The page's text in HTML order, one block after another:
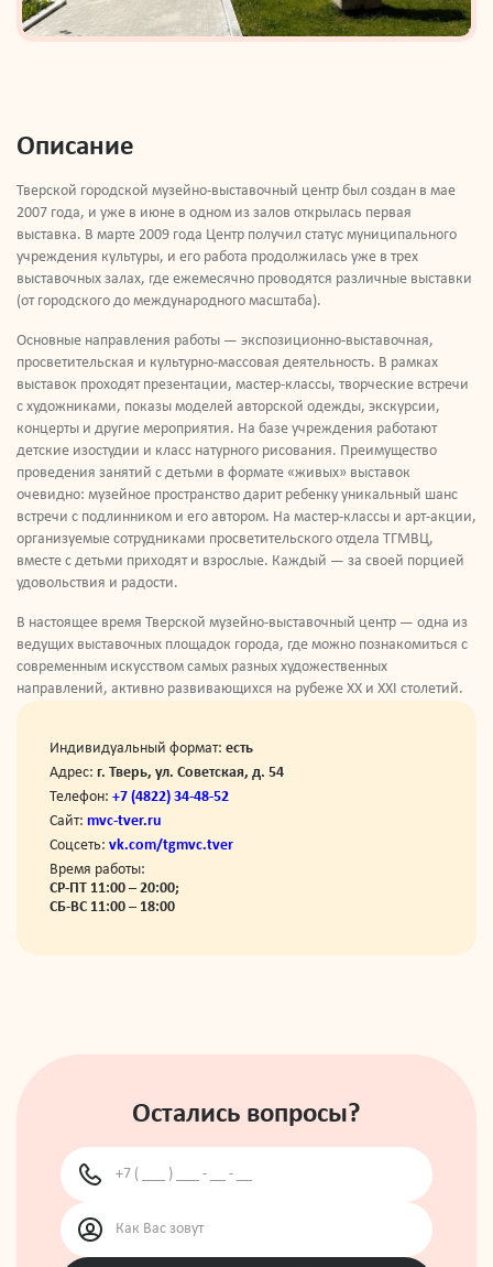
Описание
Тверской городской музейно-выставочный центр был создан в мае
2007 года, и уже в июне в одном из залов открылась первая
выставка. В марте 2009 года Центр получил статус муниципального
учреждения культуры, и его работа продолжилась уже в трех
выставочных залах, где ежемесячно проводятся различные выставки
(от городского до международного масштаба).
Основные направления работы — экспозиционно-выставочная,
просветительская и культурно-массовая деятельность. В рамках
выставок проходят презентации, мастер-классы, творческие встречи
с художниками, показы моделей авторской одежды, экскурсии,
концерты и другие мероприятия. На базе учреждения работают
детские изостудии и класс натурного рисования. Преимущество
проведения занятий с детьми в формате «живых» выставок
очевидно: музейное пространство дарит ребенку уникальный шанс
встречи с подлинником и его автором. На мастер-классы и арт-акции,
организуемые сотрудниками просветительского отдела ТГМВЦ,
вместе с детьми приходят и взрослые. Каждый — за своей порцией
удовольствия и радости.
В настоящее время Тверской музейно-выставочный центр — одна из
ведущих выставочных площадок города, где можно познакомиться с
современным искусством самых разных художественных
направлений, активно развивающихся на рубеже XX и XXI столетий.
Индивидуальный формат: есть
Адрес: г. Тверь, ул. Советская, д. 54
Телефон: +7 (4822) 34-48-52
Сайт: mvc-tver.ru
Соцсеть: vk.com/tgmvc.tver
Время работы:
СР-ПТ 11:00 – 20:00;
СБ-ВС 11:00 – 18:00
Остались вопросы?